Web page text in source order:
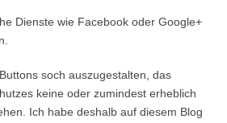
Dienste wie Facebook oder Google+
soch auszugestalten, das
keine oder zumindest erheblich
Ich habe deshalb auf diesem Blog